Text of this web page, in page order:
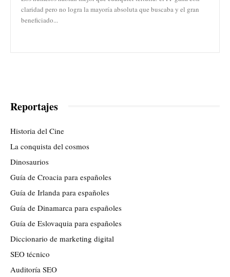
claridad pero no logra la mayoría absoluta que buscaba y el gran
beneficiado...
Reportajes
Historia del Cine
La conquista del cosmos
Dinosaurios
Guía de Croacia para españoles
Guía de Irlanda para españoles
Guía de Dinamarca para españoles
Guía de Eslovaquia para españoles
Diccionario de marketing digital
SEO técnico
Auditoría SEO